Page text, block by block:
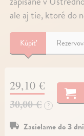
ale aj tie, ktoré do
Kúpiť
29,10 €
30,00 € ?
Zasielame do 3 dní